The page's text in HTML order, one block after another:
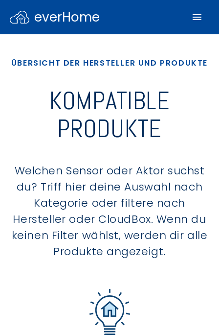
everHome
ÜBERSICHT DER HERSTELLER UND PRODUKTE
KOMPATIBLE
PRODUKTE
Welchen Sensor oder Aktor suchst
du? Triff hier deine Auswahl nach
Kategorie oder filtere nach
Hersteller oder CloudBox. Wenn du
keinen Filter wählst, werden dir alle
Produkte angezeigt.